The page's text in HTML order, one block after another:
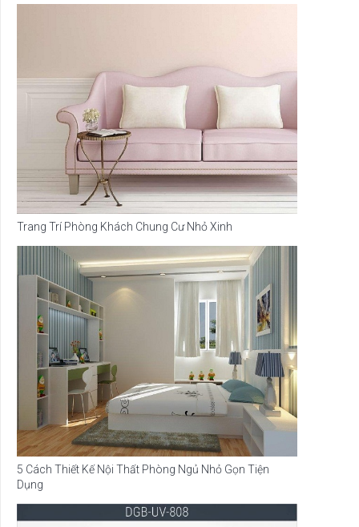
Trang Trí Phòng Khách Chung Cư Nhỏ Xinh
5 Cách Thiết Kế Nội Thất Phòng Ngủ Nhỏ Gọn Tiện
Dụng